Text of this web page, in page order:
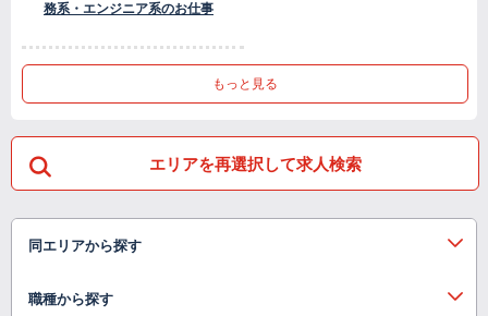
務系・エンジニア系のお仕事
もっと見る
エリアを再選択して求人検索
同エリアから探す
職種から探す